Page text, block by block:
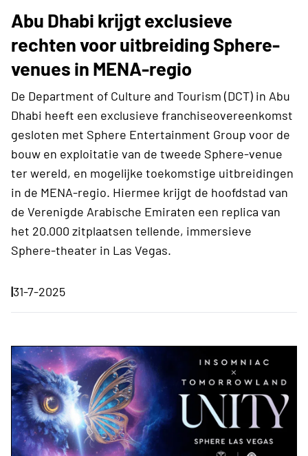
Abu Dhabi krijgt exclusieve
rechten voor uitbreiding Sphere-
venues in MENA-regio
De Department of Culture and Tourism (DCT) in Abu
Dhabi heeft een exclusieve franchiseovereenkomst
gesloten met Sphere Entertainment Group voor de
bouw en exploitatie van de tweede Sphere-venue
ter wereld, en mogelijke toekomstige uitbreidingen
in de MENA-regio. Hiermee krijgt de hoofdstad van
de Verenigde Arabische Emiraten een replica van
het 20.000 zitplaatsen tellende, immersieve
Sphere-theater in Las Vegas.
|31-7-2025